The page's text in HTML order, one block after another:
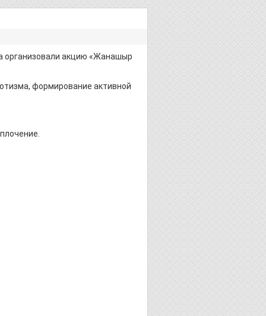
организовали акцию «Жанашыр
формирование активной